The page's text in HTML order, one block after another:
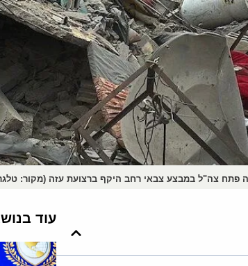
פתח צה"ל במבצע צבאי רחב היקף ברצועת עזה (מקור:
עוד